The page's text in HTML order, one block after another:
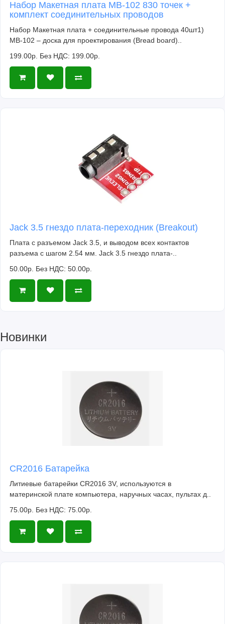
Набор Макетная плата MB-102 830 точек +
комплект соединительных проводов
Набор Макетная плата + соединительные провода 40шт1)
MB-102 – доска для проектирования (Bread board)..
199.00р. Без НДС: 199.00р.
Jack 3.5 гнездо плата-переходник (Breakout)
Плата с разъемом Jack 3.5, и выводом всех контактов
разъема с шагом 2.54 мм. Jack 3.5 гнездо плата-..
50.00р. Без НДС: 50.00р.
Новинки
CR2016 Батарейка
Литиевые батарейки CR2016 3V, используются в
материнской плате компьютера, наручных часах, пультах д..
75.00р. Без НДС: 75.00р.